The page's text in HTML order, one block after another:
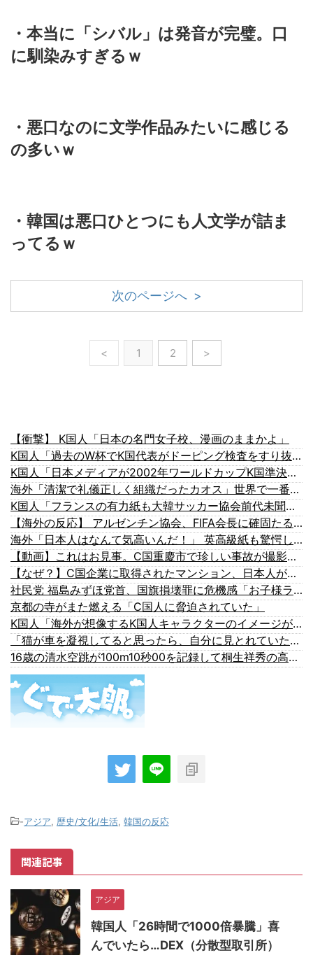
・本当に「シバル」は発音が完璧。口
に馴染みすぎるｗ
・悪口なのに文学作品みたいに感じる
の多いｗ
・韓国は悪口ひとつにも人文学が詰ま
ってるｗ
次のページへ >
< 1 2 >
【衝撃】 K国人「日本の名門女子校、漫画のままかよ」
K国人「過去のW杯でK国代表がドーピング検査をすり抜けるように注射していたものがこちら…」→「恥ずかしい…（ブルブル」＝K国の反応
K国人「日本メディアが2002年ワールドカップK国準決勝も調査すべきと主張！」→「英国メディアも一斉に指摘‥」
海外「清潔で礼儀正しく組織だったカオス」世界で一番安全だと感じた国を語り合う【海外の反応】
K国人「フランスの有力紙も大韓サッカー協会前代未聞の不祥事を詳細に報道！」→「国際的スキャンダルに発展してしまう‥」
【海外の反応】 アルゼンチン協会、FIFA会長に確固たる支持を表明「隠す気もないんだなｗ」
海外「日本人はなんて気高いんだ！」 英高級紙も驚愕した極限の中の日本人の姿に世界が衝撃
【動画】これはお見事。C国重慶市で珍しい事故が撮影される。
【なぜ？】C国企業に取得されたマンション、日本人が出ていきネパール人で埋まる
社民党 福島みずほ党首、国旗損壊罪に危機感「お子様ランチの日の丸は折っても破っても処罰されない、 どうでしょう。本当にそうなのか」
京都の寺がまた燃える「C国人に脅迫されていた」
K国人「海外が想像するK国人キャラクターのイメージがこちら・・・」
「猫が車を凝視してると思ったら、自分に見とれていた…」（動画）
16歳の清水空跳が100m10秒00を記録して桐生祥秀の高校記録を更新、海外陸上競技ファンも大衝撃（海外の反応）
-アジア 歴史/文化/生活 韓国の反応
関連記事
アジア
韓国人「26時間で1000倍暴騰」喜
んでいたら…DEX（分散型取引所）